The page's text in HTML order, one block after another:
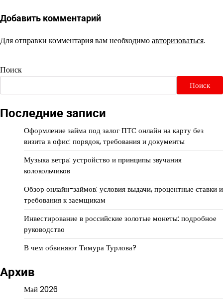
Добавить комментарий
Для отправки комментария вам необходимоавторизоваться.
Поиск
Поиск
Последние записи
Оформление займа под залог ПТС онлайн на карту без
визита в офис: порядок, требования и документы
Музыка ветра: устройство и принципы звучания
колокольчиков
Обзор онлайн-займов: условия выдачи, процентные ставки и
требования к заемщикам
Инвестирование в российские золотые монеты: подробное
руководство
В чем обвиняют Тимура Турлова?
Архив
Май 2026